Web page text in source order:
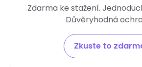
Zdarma ke stažení.
Důvěryhodná
Zkuste to